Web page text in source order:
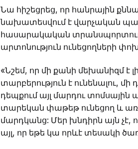
Նա հիշեցրեց, որ հանրային
նախատեսվում է վարչական
հասարակական
արտոնություն ունեցողների
«Նշեմ, որ մի քանի մեխանիզմ է
տարբերություն է ունենալու,
դեպքում այլ մարդու
տարեկան փաթեթ ունեցող և
մարդկանց: Մեր խնդիրն այն
այլ, որ եթե կա որևէ տեսակի